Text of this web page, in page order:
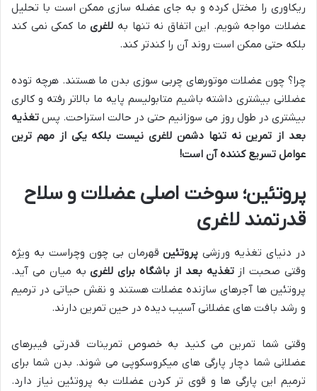
ریکاوری را مختل کرده و به جای عضله سازی ممکن است با تحلیل
عضلات مواجه شویم. این اتفاق نه تنها به لاغریما کمکی نمی کند
بلکه حتی ممکن است روند آن را کندتر کند.
چرا؟ چون عضلات موتورهای چربی سوزی بدن ما هستند. هرچه توده
عضلانی بیشتری داشته باشیم متابولیسم پایه ما بالاتر رفته و کالری
بیشتری در طول روز می سوزانیم حتی در حالت استراحت. پس تغذیه
بعد از تمرین نه تنها دشمن لاغری نیست بلکه یکی از مهم ترین
عوامل تسریع کننده آن است!
پروتئین؛ سوخت اصلی عضلات و سلاح
قدرتمند لاغری
در دنیای تغذیه ورزشی پروتئینقهرمان بی چون وچراست به ویژه
وقتی صحبت ازتغذیه بعد از باشگاه برای لاغریبه میان می آید.
پروتئین ها آجرهای سازنده عضلات هستند و نقش حیاتی در ترمیم
و رشد بافت های عضلانی آسیب دیده در حین تمرین دارند.
وقتی شما تمرین می کنید به خصوص تمرینات قدرتی فیبرهای
عضلانی شما دچار پارگی های میکروسکوپی می شوند. بدن شما برای
ترمیم این پارگی ها و قوی تر کردن عضلات به پروتئین نیاز دارد.